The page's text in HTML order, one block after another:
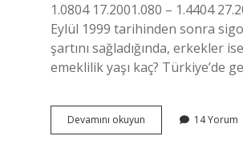
1.0804 17.2001.080 – 1.4404
Eylül 1999 tarihinden sonra
şartını sağladığında, erkekler
emeklilik yaşı kaç? Türkiye’de
Devamını okuyun
Yaşında
14 Yorum